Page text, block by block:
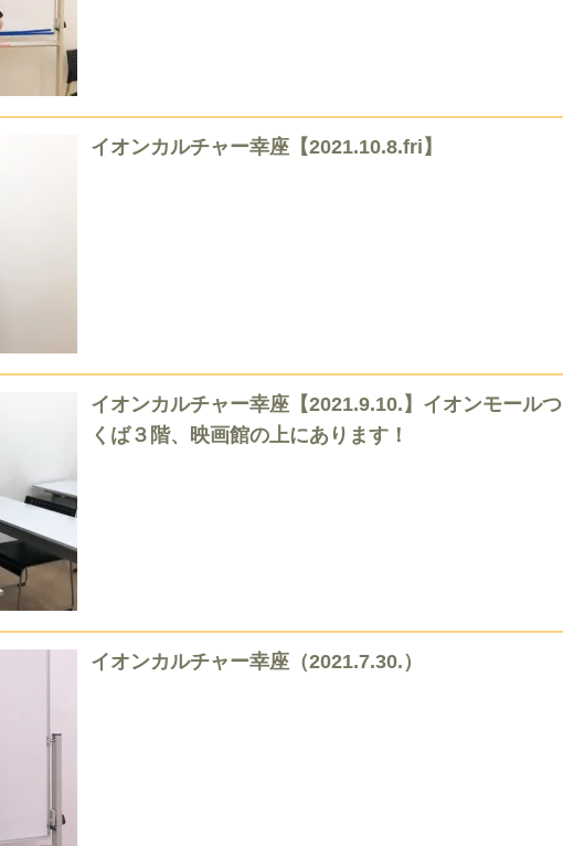
イオンカルチャー幸座【2021.10.8.fri】
イオンカルチャー幸座【2021.9.10.】イオンモールつ
くば３階、映画館の上にあります！
イオンカルチャー幸座（2021.7.30.）